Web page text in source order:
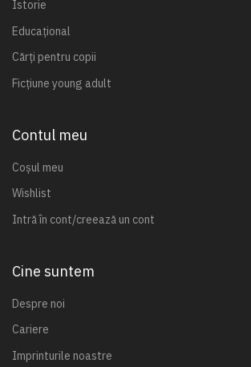
Istorie
Educațional
Cărți pentru copii
Ficțiune young adult
Contul meu
Coșul meu
Wishlist
Intră în cont/creează un cont
Cine suntem
Despre noi
Cariere
Imprinturile noastre